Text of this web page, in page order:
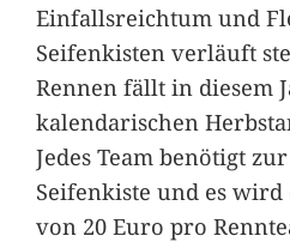
Einfallsreichtum und
Seifenkisten verläuft
Rennen fällt in diesem
kalendarischen
Jedes Team benötigt
Seifenkiste und es
von 20 Euro pro